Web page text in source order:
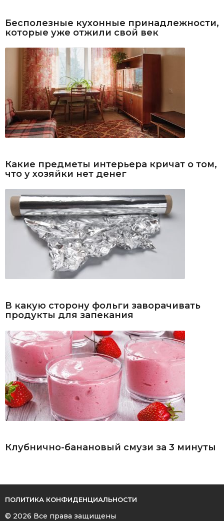
Бесполезные кухонные принадлежности,
которые уже отжили свой век
Какие предметы интерьера кричат о том,
что у хозяйки нет денег
В какую сторону фольги заворачивать
продукты для запекания
Клубнично-банановый смузи за 3 минуты
ПОЛИТИКА КОНФИДЕНЦИАЛЬНОСТИ
© 2026 Все права защищены